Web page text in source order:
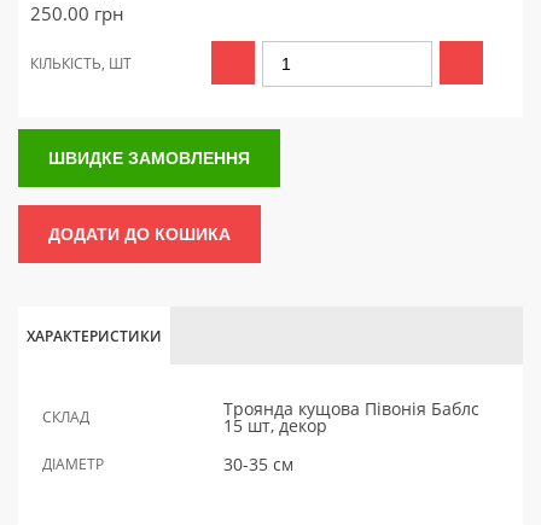
250.00 грн
КІЛЬКІСТЬ, ШТ
ШВИДКЕ ЗАМОВЛЕННЯ
ДОДАТИ ДО КОШИКА
ХАРАКТЕРИСТИКИ
СКЛАД Троянда кущова Півонія Баблс
15 шт, декор
ДІАМЕТР 30-35 см